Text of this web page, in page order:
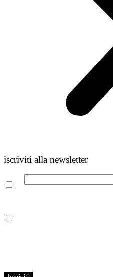
iscriviti alla newsletter